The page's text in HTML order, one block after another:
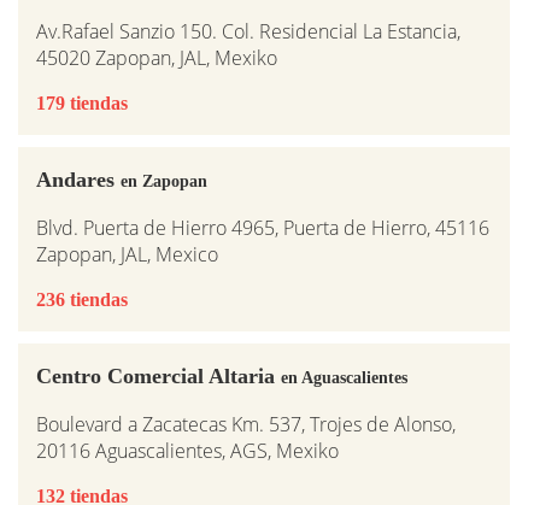
Av.Rafael Sanzio 150. Col. Residencial La Estancia,
45020 Zapopan, JAL, Mexiko
179 tiendas
Andares en Zapopan
Blvd. Puerta de Hierro 4965, Puerta de Hierro, 45116
Zapopan, JAL, Mexico
236 tiendas
Centro Comercial Altaria en Aguascalientes
Boulevard a Zacatecas Km. 537, Trojes de Alonso,
20116 Aguascalientes, AGS, Mexiko
132 tiendas